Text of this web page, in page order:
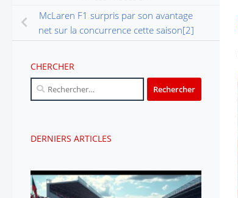
McLaren F1 surpris par son avantage
net sur la concurrence cette saison[2]
CHERCHER
Rechercher :
DERNIERS ARTICLES